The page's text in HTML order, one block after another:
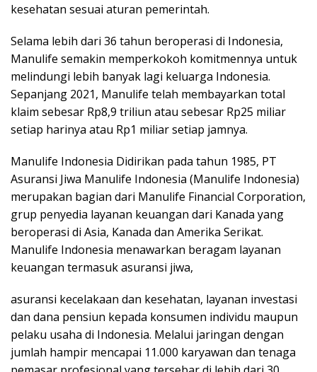
kesehatan sesuai aturan pemerintah.
Selama lebih dari 36 tahun beroperasi di Indonesia,
Manulife semakin memperkokoh komitmennya untuk
melindungi lebih banyak lagi keluarga Indonesia.
Sepanjang 2021, Manulife telah membayarkan total
klaim sebesar Rp8,9 triliun atau sebesar Rp25 miliar
setiap harinya atau Rp1 miliar setiap jamnya.
Manulife Indonesia Didirikan pada tahun 1985, PT
Asuransi Jiwa Manulife Indonesia (Manulife Indonesia)
merupakan bagian dari Manulife Financial Corporation,
grup penyedia layanan keuangan dari Kanada yang
beroperasi di Asia, Kanada dan Amerika Serikat.
Manulife Indonesia menawarkan beragam layanan
keuangan termasuk asuransi jiwa,
asuransi kecelakaan dan kesehatan, layanan investasi
dan dana pensiun kepada konsumen individu maupun
pelaku usaha di Indonesia. Melalui jaringan dengan
jumlah hampir mencapai 11.000 karyawan dan tenaga